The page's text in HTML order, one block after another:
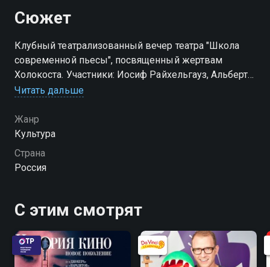
Сюжет
Клубный театрализованный вечер театра "Школа
современной пьесы", посвященный жертвам
Холокоста. Участники: Иосиф Райхельгауз, Альберт
Филозов, Ирина Алферова, Владимир Качан, Вадим
Илона Яхав
Читать дальше
Жанр
Культура
Страна
Россия
С этим смотрят